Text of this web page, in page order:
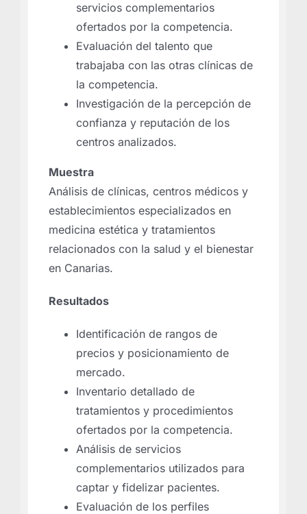
servicios complementarios
ofertados por la competencia.
Evaluación del talento que
trabajaba con las otras clínicas de
la competencia.
Investigación de la percepción de
confianza y reputación de los
centros analizados.
Muestra
Análisis de clínicas, centros médicos y
establecimientos especializados en
medicina estética y tratamientos
relacionados con la salud y el bienestar
en Canarias.
Resultados
Identificación de rangos de
precios y posicionamiento de
mercado.
Inventario detallado de
tratamientos y procedimientos
ofertados por la competencia.
Análisis de servicios
complementarios utilizados para
captar y fidelizar pacientes.
Evaluación de los perfiles